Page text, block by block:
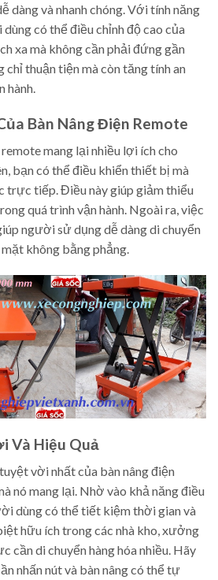
dàng và nhanh chóng. Với tính năng
có thể điều chỉnh độ cao của
xa mà không cần phải đứng gần
thuận tiện mà còn tăng tính an
hành.
Bàn Nâng Điện Remote
mang lại nhiều lợi ích cho
bạn có thể điều khiển thiết bị mà
trực tiếp. Điều này giúp giảm thiểu
quá trình vận hành. Ngoài ra, việc
người sử dụng dễ dàng di chuyển
không bằng phẳng.
Và Hiệu Quả
vời nhất của bàn nâng điện
nó mang lại. Nhờ vào khả năng điều
dùng có thể tiết kiệm thời gian và
hữu ích trong các nhà kho, xưởng
cần di chuyển hàng hóa nhiều. Hãy
nhấn nút và bàn nâng có thể tự